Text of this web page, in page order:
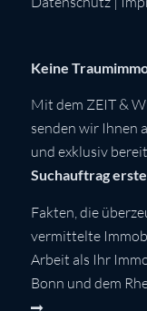
Keine
Mit dem ZEIT &
senden wir Ihnen
und exklusiv
Suchauftrag
Fakten, die
vermittelte
Arbeit als Ihr
Bonn und dem